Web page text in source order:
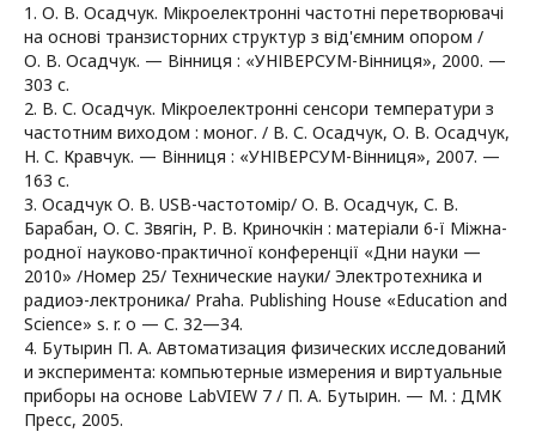
1. О. В. Осадчук. Мікроелектронні частотні перетворювачі
на основі транзисторних структур з від'ємним опором /
О. В. Осадчук. — Вінниця : «УНІВЕРСУМ-Вінниця», 2000. —
303 с.
2. В. С. Осадчук. Мікроелектронні сенсори температури з
частотним виходом : моног. / В. С. Осадчук, О. В. Осадчук,
Н. С. Кравчук. — Вінниця : «УНІВЕРСУМ-Вінниця», 2007. —
163 с.
3. Осадчук О. В. USB-частотомір/ О. В. Осадчук, С. В.
Барабан, О. С. Звягін, Р. В. Криночкін : матеріали 6-ї Міжна-
родної науково-практичної конференції «Дни науки —
2010» /Номер 25/ Технические науки/ Электротехника и
радиоэ-лектроника/ Praha. Publishing House «Education and
Science» s. r. o — С. 32—34.
4. Бутырин П. А. Автоматизация физических исследований
и эксперимента: компьютерные измерения и виртуальные
приборы на основе LabVIEW 7 / П. А. Бутырин. — М. : ДМК
Пресс, 2005.